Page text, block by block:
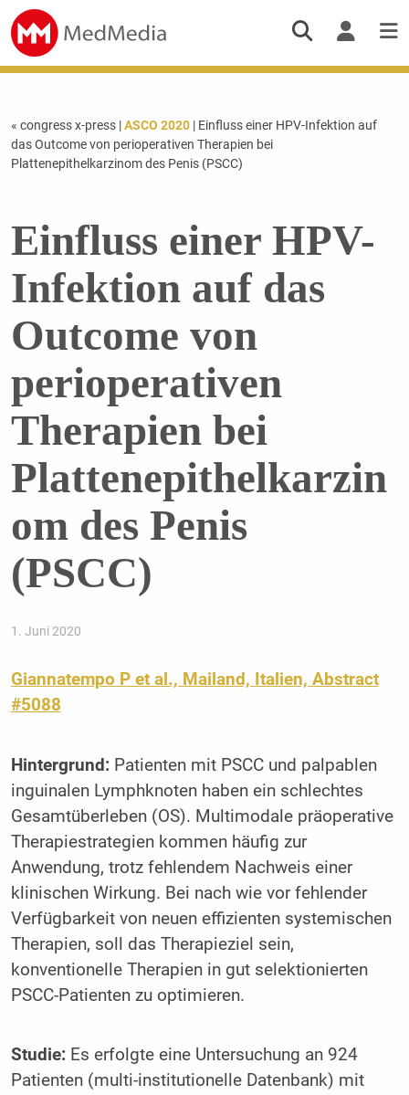
« congress x-press |ASCO 2020| Einfluss einer HPV-Infektion auf
das Outcome von perioperativen Therapien bei
Plattenepithelkarzinom des Penis (PSCC)
Einfluss einer HPV-
Infektion auf das
Outcome von
perioperativen
Therapien bei
Plattenepithelkarzin
om des Penis
(PSCC)
1. Juni 2020
Giannatempo P et al., Mailand, Italien, Abstract
#5088
Hintergrund:Patienten mit PSCC und palpablen
inguinalen Lymphknoten haben ein schlechtes
Gesamtüberleben (OS). Multimodale präoperative
Therapiestrategien kommen häufig zur
Anwendung, trotz fehlendem Nachweis einer
klinischen Wirkung. Bei nach wie vor fehlender
Verfügbarkeit von neuen effizienten systemischen
Therapien, soll das Therapieziel sein,
konventionelle Therapien in gut selektionierten
PSCC-Patienten zu optimieren.
Studie:Es erfolgte eine Untersuchung an 924
Patienten (multi-institutionelle Datenbank) mit